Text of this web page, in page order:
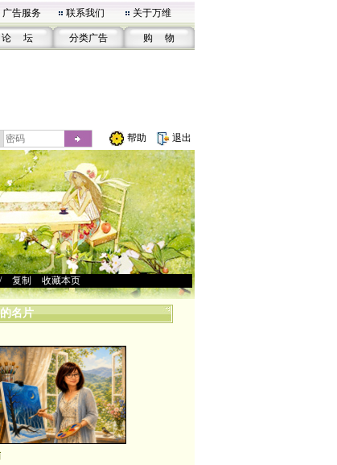
广告服务 联系我们 关于万维
论 坛 分类广告 购 物
帮助 退出
> 复制 收藏本页
名片